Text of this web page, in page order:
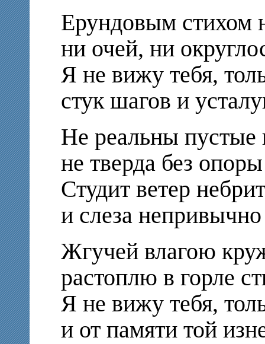
Ерундовым стихом
ни очей, ни
Я не вижу тебя,
стук шагов и
Не реальны
не тверда без
Студит ветер
и слеза непривычно
Жгучей влагою
растоплю в горле
Я не вижу тебя,
и от памяти той